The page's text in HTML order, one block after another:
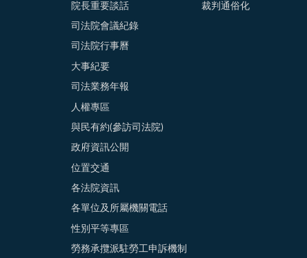
院長重要談話
司法院會議紀錄
司法院行事曆
大事紀要
司法業務年報
人權專區
與民有約(參訪司法院)
政府資訊公開
位置交通
各法院資訊
各單位及所屬機關電話
性別平等專區
勞務承攬派駐勞工申訴機制
裁判通俗化